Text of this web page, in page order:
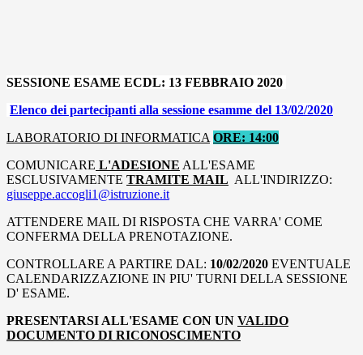
SESSIONE ESAME ECDL: 13 FEBBRAIO 2020
Elenco dei partecipanti alla sessione esamme del 13/02/2020
LABORATORIO DI INFORMATICA ORE: 14:00
COMUNICARE L'ADESIONE ALL'ESAME
ESCLUSIVAMENTE TRAMITE MAIL ALL'INDIRIZZO:
giuseppe.accogli1@istruzione.it
ATTENDERE MAIL DI RISPOSTA CHE VARRA' COME
CONFERMA DELLA PRENOTAZIONE.
CONTROLLARE A PARTIRE DAL: 10/02/2020 EVENTUALE
CALENDARIZZAZIONE IN PIU' TURNI DELLA SESSIONE
D' ESAME.
PRESENTARSI ALL'ESAME CON UN VALIDO
DOCUMENTO DI RICONOSCIMENTO